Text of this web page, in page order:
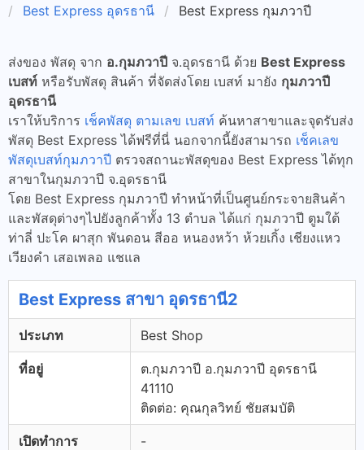
Best Express อุดรธานี
Best Express กุมภวาปี
ส่งของ พัสดุ จาก อ.กุมภวาปี จ.อุดรธานี ด้วย Best Express
เบสท์ หรือรับพัสดุ สินค้า ที่จัดส่งโดย เบสท์ มายัง กุมภวาปี
อุดรธานี
เราให้บริการ เช็คพัสดุ ตามเลข เบสท์ ค้นหาสาขาและจุดรับส่ง
พัสดุ Best Express ได้ฟรีที่นี่ นอกจากนี้ยังสามารถ เช็คเลข
พัสดุเบสท์กุมภวาปี ตรวจสถานะพัสดุของ Best Express ได้ทุก
สาขาในกุมภวาปี จ.อุดรธานี
โดย Best Express กุมภวาปี ทำหน้าที่เป็นศูนย์กระจายสินค้า
และพัสดุต่างๆไปยังลูกค้าทั้ง 13 ตำบล ได้แก่ กุมภวาปี ตูมใต้
ท่าลี่ ปะโค ผาสุก พันดอน สีออ หนองหว้า ห้วยเกิ้ง เชียงแหว
เวียงคำ เสอเพลอ แชแล
Best Express สาขา อุดรธานี2
ประเภท Best Shop
ที่อยู่
ต.กุมภวาปี อ.กุมภวาปี อุดรธานี
41110
ติดต่อ: คุณกุลวิทย์ ชัยสมบัติ
เปิดทำการ -